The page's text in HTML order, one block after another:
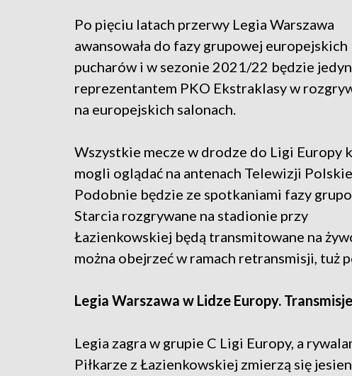
Po pięciu latach przerwy Legia Warszawa
awansowała do fazy grupowej europejskich
pucharów i w sezonie 2021/22 będzie
reprezentantem PKO Ekstraklasy w
na europejskich salonach.
Wszystkie mecze w drodze do Ligi Europy
mogli oglądać na antenach Telewizji
Podobnie będzie ze spotkaniami fazy
Starcia rozgrywane na stadionie przy
Łazienkowskiej będą transmitowane na
można obejrzeć w ramach retransmisji, tuż
Legia Warszawa w Lidze Europy.
Legia zagra w grupie C Ligi Europy, a
Piłkarze z Łazienkowskiej zmierzą się